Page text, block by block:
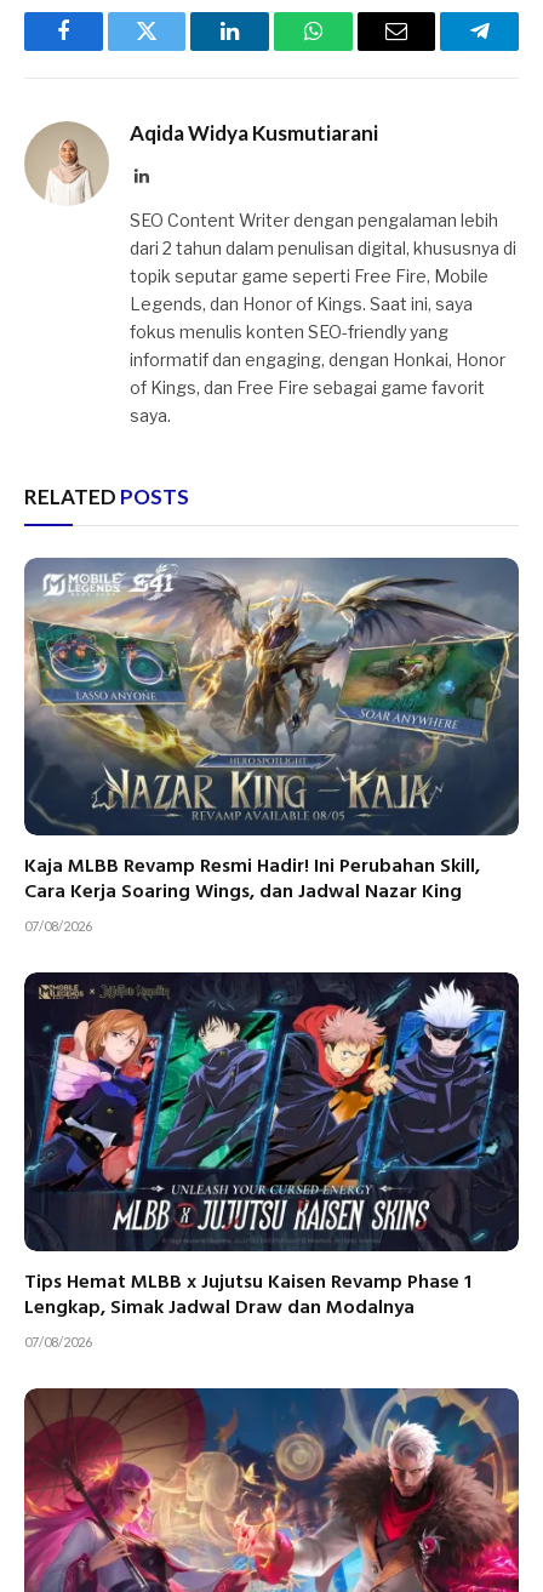
FacebookTwitter LinkedInWhatsAppEmail
Aqida Widya Kusmutiarani
LinkedIn
SEO Content Writer dengan pengalaman lebih
dari 2 tahun dalam penulisan digital, khususnya di
topik seputar game seperti Free Fire, Mobile
Legends, dan Honor of Kings. Saat ini, saya
fokus menulis konten SEO-friendly yang
informatif dan engaging, dengan Honkai, Honor
of Kings, dan Free Fire sebagai game favorit
saya.
RELATED POSTS
Kaja MLBB Revamp Resmi Hadir! Ini Perubahan Skill,
Cara Kerja Soaring Wings, dan Jadwal Nazar King
07/08/2026
Tips Hemat MLBB x Jujutsu Kaisen Revamp Phase 1
Lengkap, Simak Jadwal Draw dan Modalnya
07/08/2026